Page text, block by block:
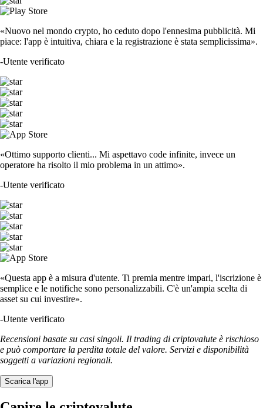
«Nuovo nel mondo crypto, ho ceduto dopo l'ennesima pubblicità. Mi
piace: l'app è intuitiva, chiara e la registrazione è stata semplicissima».
-Utente verificato
«Ottimo supporto clienti... Mi aspettavo code infinite, invece un
operatore ha risolto il mio problema in un attimo».
-Utente verificato
«Questa app è a misura d'utente. Ti premia mentre impari, l'iscrizione è
semplice e le notifiche sono personalizzabili. C'è un'ampia scelta di
asset su cui investire».
-Utente verificato
Recensioni basate su casi singoli. Il trading di criptovalute è rischioso
e può comportare la perdita totale del valore. Servizi e disponibilità
soggetti a variazioni regionali.
Scarica l'app